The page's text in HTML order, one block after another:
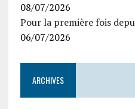
08/07/2026
Pour la première fois
06/07/2026
ARCHIVES